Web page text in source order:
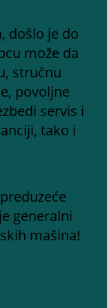
došlo je do
može da
stručnu
povoljne
servis i
tako i
generalni
mašina!